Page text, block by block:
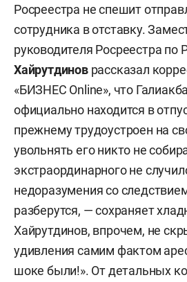
Росреестра не спешит
сотрудника в отставку.
руководителя Росреестра по
Хайрутдиноврассказал
«БИЗНЕС Online», что
официально находится в
прежнему трудоустроен на
увольнять его никто не
экстраординарного не
недоразумения со
разберутся, — сохраняет
Хайрутдинов, впрочем, не
удивления самим фактом
шоке были!». От детальных